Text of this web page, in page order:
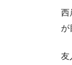
西
が
友